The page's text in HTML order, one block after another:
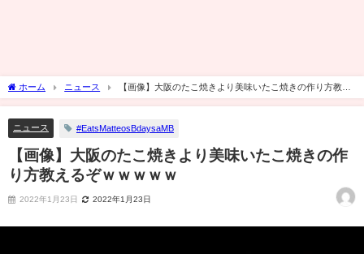
ホーム ニュース
【画像】大阪のたこ焼きより美味いたこ焼きの作り方教え
るぞｗｗｗｗｗ
ニュース #EatsMatteosBdaysaMB
【画像】大阪のたこ焼きより美味いたこ焼きの作
り方教えるぞｗｗｗｗｗ
2022年1月23日 2022年1月23日